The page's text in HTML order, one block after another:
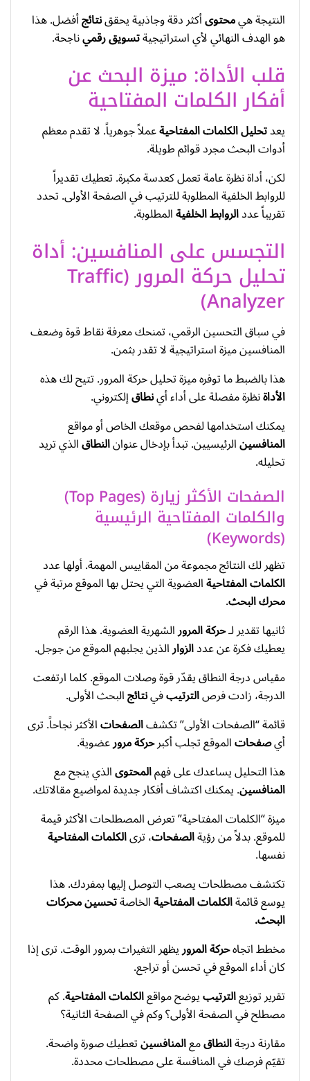
النتيجة هيمحتوىأكثر دقة وجاذبية يحققنتائجأفضل. هذا
هو الهدف النهائي لأي استراتيجيةتسويق رقميناجحة.
قلب الأداة: ميزة البحث عن
أفكار الكلمات المفتاحية
يعدتحليل الكلمات المفتاحيةعملاً جوهرياً. لا تقدم معظم
أدوات البحث مجرد قوائم طويلة.
لكن، أداة نظرة عامة تعمل كعدسة مكبرة. تعطيك تقديراً
للروابط الخلفية المطلوبة للترتيب في الصفحة الأولى. تحدد
تقريباً عددالروابط الخلفيةالمطلوبة.
التجسس على المنافسين: أداة
تحليل حركة المرور (Traffic
Analyzer)
في سباق التحسين الرقمي، تمنحك معرفة نقاط قوة وضعف
المنافسين ميزة استراتيجية لا تقدر بثمن.
هذا بالضبط ما توفره ميزة تحليل حركة المرور. تتيح لك هذه
الأداةنظرة مفصلة على أداء أينطاقإلكتروني.
يمكنك استخدامها لفحص موقعك الخاص أو مواقع
المنافسينالرئيسيين. تبدأ بإدخال عنوانالنطاقالذي تريد
تحليله.
الصفحات الأكثر زيارة (Top Pages)
والكلمات المفتاحية الرئيسية
(Keywords)
تظهر لك النتائج مجموعة من المقاييس المهمة. أولها عدد
الكلمات المفتاحيةالعضوية التي يحتل بها الموقع مرتبة في
محرك البحث.
ثانيها تقدير لـحركة المرورالشهرية العضوية. هذا الرقم
يعطيك فكرة عن عددالزوارالذين يجلبهم الموقع من جوجل.
مقياس درجة النطاق يقدّر قوة وصلات الموقع. كلما ارتفعت
الدرجة، زادت فرصالترتيبفينتائجالبحث الأولى.
قائمة “الصفحات الأولى” تكشفالصفحاتالأكثر نجاحاً. ترى
أيصفحاتالموقع تجلب أكبرحركة مرورعضوية.
هذا التحليل يساعدك على فهمالمحتوىالذي ينجح مع
المنافسين. يمكنك اكتشاف أفكار جديدة لمواضيع مقالاتك.
ميزة “الكلمات المفتاحية” تعرض المصطلحات الأكثر قيمة
للموقع. بدلاً من رؤيةالصفحات، ترىالكلمات المفتاحية
نفسها.
تكتشف مصطلحات يصعب التوصل إليها بمفردك. هذا
يوسع قائمةالكلمات المفتاحيةالخاصةتحسين محركات
البحث.
مخطط اتجاهحركة المروريظهر التغيرات بمرور الوقت. ترى إذا
كان أداء الموقع في تحسن أو تراجع.
تقرير توزيعالترتيبيوضح مواقعالكلمات المفتاحية. كم
مصطلح في الصفحة الأولى؟ وكم في الصفحة الثانية؟
مقارنة درجةالنطاقمعالمنافسينتعطيك صورة واضحة.
تقيّم فرصك في المنافسة على مصطلحات محددة.